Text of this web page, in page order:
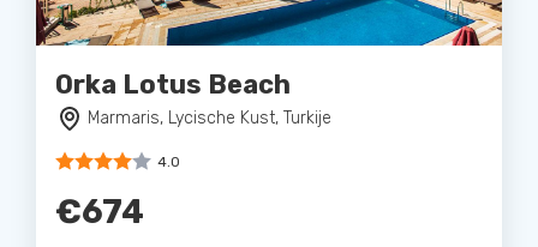
Orka Lotus Beach
Marmaris, Lycische Kust, Turkije
4.0
€674